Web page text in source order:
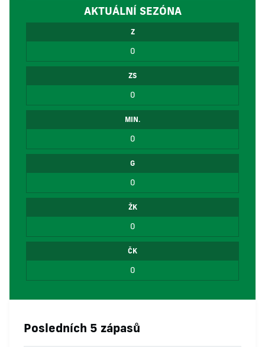
AKTUÁLNÍ SEZÓNA
Z
0
ZS
0
MIN.
0
G
0
ŽK
0
ČK
0
Posledních 5 zápasů